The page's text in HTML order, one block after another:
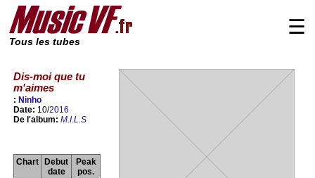
Tous les tubes
☰
Dis-moi que tu
m'aimes
: Ninho
Date: 10/2016
De l'album: M.I.L.S
Chart
Debut
date
Peak
pos.